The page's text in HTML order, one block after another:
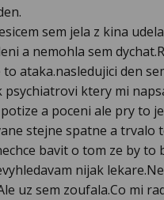
sem jela z kina
a nemohla sem
to ataka.nasledujici den
psychiatrovi ktery mi
a poceni ale pry to
stejne spatne a trvalo
bavit o tom ze by to
nijak
uz sem zoufala.Co mi